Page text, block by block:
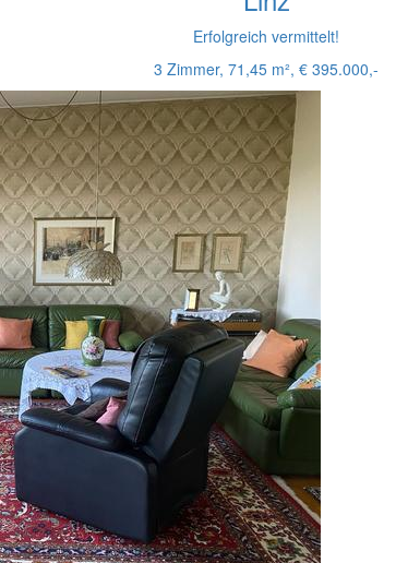
Erfolgreich vermittelt!
3 Zimmer, 71,45 m², € 395.000,-